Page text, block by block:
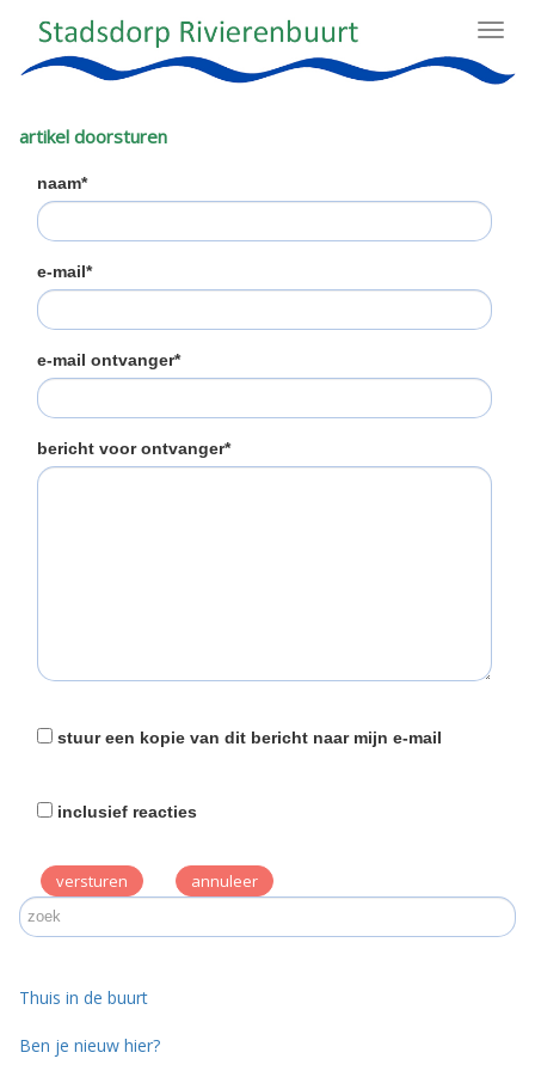
artikel doorsturen
naam*
e-mail*
e-mail ontvanger*
bericht voor ontvanger*
stuur een kopie van dit bericht naar mijn e-mail
inclusief reacties
versturen
Thuis in de buurt
Ben je nieuw hier?